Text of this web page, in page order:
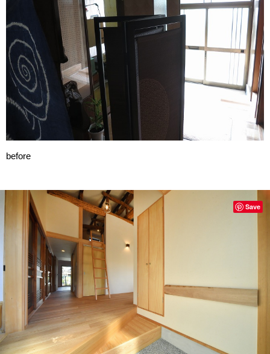
before
Save